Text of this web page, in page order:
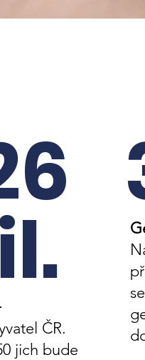
ČR.
jich bude